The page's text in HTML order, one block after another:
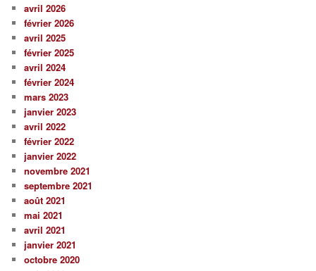
avril 2026
février 2026
avril 2025
février 2025
avril 2024
février 2024
mars 2023
janvier 2023
avril 2022
février 2022
janvier 2022
novembre 2021
septembre 2021
août 2021
mai 2021
avril 2021
janvier 2021
octobre 2020